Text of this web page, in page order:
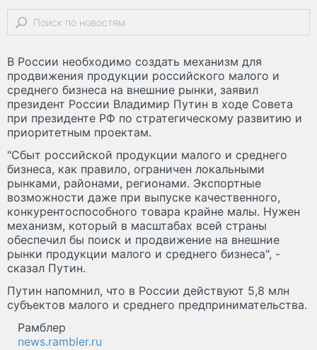
В России необходимо создать механизм для
продвижения продукции российского малого и
среднего бизнеса на внешние рынки, заявил
президент России Владимир Путин в ходе Совета
при президенте РФ по стратегическому развитию и
приоритетным проектам.
"Сбыт российской продукции малого и среднего
бизнеса, как правило, ограничен локальными
рынками, районами, регионами. Экспортные
возможности даже при выпуске качественного,
конкурентоспособного товара крайне малы. Нужен
механизм, который в масштабах всей страны
обеспечил бы поиск и продвижение на внешние
рынки продукции малого и среднего бизнеса", -
сказал Путин.
Путин напомнил, что в России действуют 5,8 млн
субъектов малого и среднего предпринимательства.
Рамблер
news.rambler.ru